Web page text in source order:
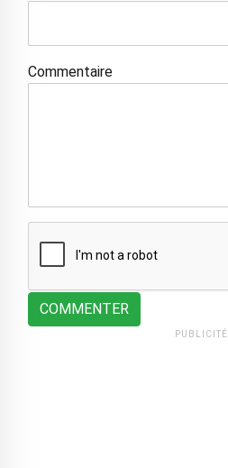
Commentaire
COMMENTER
PUBLICITÉ